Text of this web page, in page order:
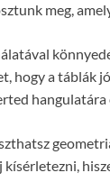
meg,
hogy a táblák
hangulatára